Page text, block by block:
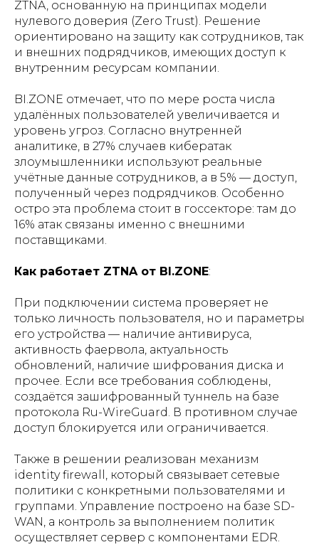
ZTNA, основанную на принципах модели
нулевого доверия (Zero Trust). Решение
ориентировано на защиту как сотрудников, так
и внешних подрядчиков, имеющих доступ к
внутренним ресурсам компании.
BI.ZONE отмечает, что по мере роста числа
удалённых пользователей увеличивается и
уровень угроз. Согласно внутренней
аналитике, в 27% случаев кибератак
злоумышленники используют реальные
учётные данные сотрудников, а в 5% — доступ,
полученный через подрядчиков. Особенно
остро эта проблема стоит в госсекторе: там до
16% атак связаны именно с внешними
поставщиками.
Как работает ZTNA от BI.ZONE:
При подключении система проверяет не
только личность пользователя, но и параметры
его устройства — наличие антивируса,
активность фаервола, актуальность
обновлений, наличие шифрования диска и
прочее. Если все требования соблюдены,
создаётся зашифрованный туннель на базе
протокола Ru-WireGuard. В противном случае
доступ блокируется или ограничивается.
Также в решении реализован механизм
identity firewall, который связывает сетевые
политики с конкретными пользователями и
группами. Управление построено на базе SD-
WAN, а контроль за выполнением политик
осуществляет сервер с компонентами EDR.